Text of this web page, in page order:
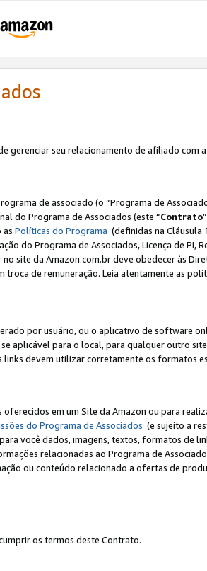
gerenciar seu relacionamento de afiliado com
de associado (o “Programa de
do Programa de Associados (este “Contrato
as Políticas do Programa (definidas na Cláusula
do Programa de Associados, Licença de PI,
site da Amazon.com.br deve obedecer às
de remuneração. Leia atentamente as
por usuário, ou o aplicativo de software
se aplicável para o local, para qualquer outro
links devem utilizar corretamente os formatos
em um Site da Amazon ou para
do Programa de Associados (e sujeito a
você dados, imagens, textos, formatos de
relacionadas ao Programa de
ou conteúdo relacionado a ofertas de
os termos deste Contrato.